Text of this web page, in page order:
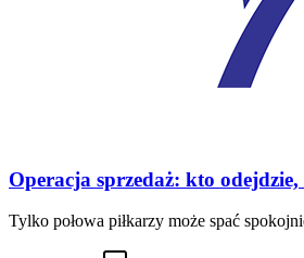
Operacja sprzedaż: kto
Tylko połowa piłkarzy może spać